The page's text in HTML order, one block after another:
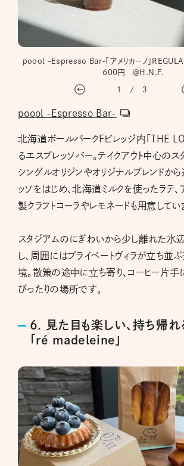
poool -Espresso Bar-「アメリカーノ」
600円 ＠H.N.F.
1 / 3
poool -Espresso Bar-
北海道ボールパークFビレッジ内「THE
るエスプレッソバー。テイクアウト中心のス
シングルオリジンやオリジナルブレンドか
ッソをはじめ、北海道ミルクを使ったラテ、
製クラフトコーラやレモネードも用意してい
スタジアムのにぎわいから少し離れた水
し、周囲にはプライベートヴィラが立ち並
境。散策の途中に立ち寄り、コーヒー片手
ぴったりの場所です。
6. 見た目も楽しい、持ち帰れ
「ré madeleine」